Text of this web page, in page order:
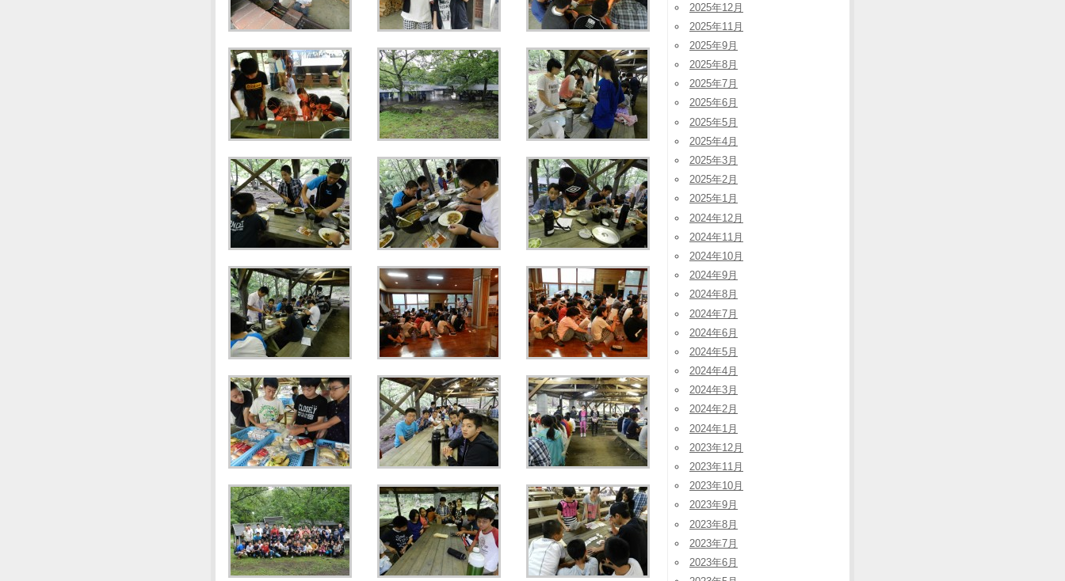
2025年12月
2025年11月
2025年9月
2025年8月
2025年7月
2025年6月
2025年5月
2025年4月
2025年3月
2025年2月
2025年1月
2024年12月
2024年11月
2024年10月
2024年9月
2024年8月
2024年7月
2024年6月
2024年5月
2024年4月
2024年3月
2024年2月
2024年1月
2023年12月
2023年11月
2023年10月
2023年9月
2023年8月
2023年7月
2023年6月